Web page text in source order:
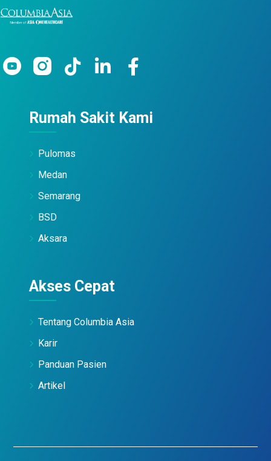
Rumah Sakit Kami
Pulomas
Medan
Semarang
BSD
Aksara
Akses Cepat
Tentang Columbia Asia
Karir
Panduan Pasien
Artikel